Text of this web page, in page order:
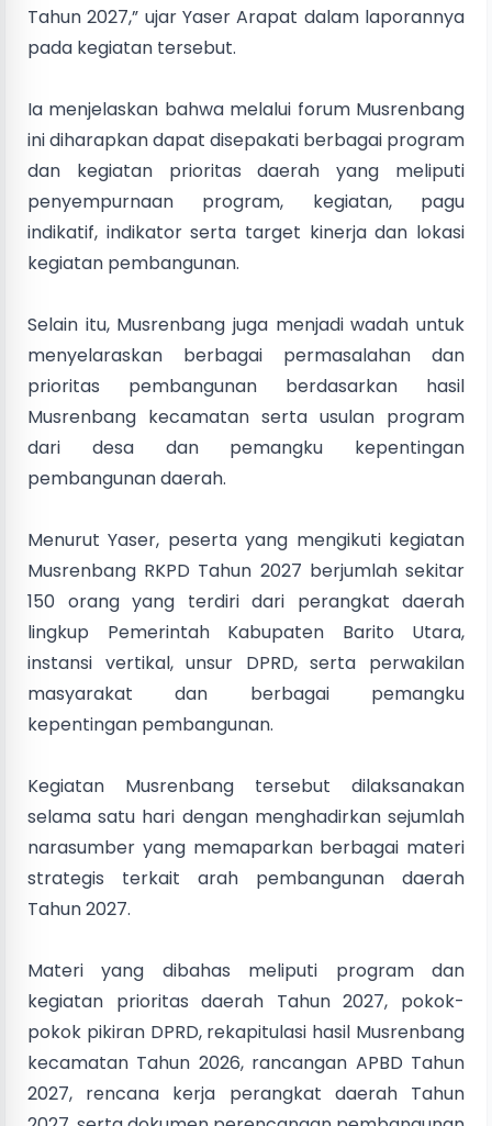
Tahun 2027,” ujar Yaser Arapat dalam laporannya
pada kegiatan tersebut.
Ia menjelaskan bahwa melalui forum Musrenbang
ini diharapkan dapat disepakati berbagai program
dan kegiatan prioritas daerah yang meliputi
penyempurnaan program, kegiatan, pagu
indikatif, indikator serta target kinerja dan lokasi
kegiatan pembangunan.
Selain itu, Musrenbang juga menjadi wadah untuk
menyelaraskan berbagai permasalahan dan
prioritas pembangunan berdasarkan hasil
Musrenbang kecamatan serta usulan program
dari desa dan pemangku kepentingan
pembangunan daerah.
Menurut Yaser, peserta yang mengikuti kegiatan
Musrenbang RKPD Tahun 2027 berjumlah sekitar
150 orang yang terdiri dari perangkat daerah
lingkup Pemerintah Kabupaten Barito Utara,
instansi vertikal, unsur DPRD, serta perwakilan
masyarakat dan berbagai pemangku
kepentingan pembangunan.
Kegiatan Musrenbang tersebut dilaksanakan
selama satu hari dengan menghadirkan sejumlah
narasumber yang memaparkan berbagai materi
strategis terkait arah pembangunan daerah
Tahun 2027.
Materi yang dibahas meliputi program dan
kegiatan prioritas daerah Tahun 2027, pokok-
pokok pikiran DPRD, rekapitulasi hasil Musrenbang
kecamatan Tahun 2026, rancangan APBD Tahun
2027, rencana kerja perangkat daerah Tahun